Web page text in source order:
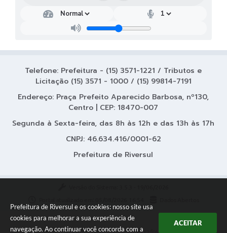
Prefeitura de Riversul e os cookies: nosso site usa
cookies para melhorar a sua experiência de
navegação. Ao continuar você concorda com a
ACEITAR
Coleta de Lixo
Plantão Farmácias e Saúde
Trasporte rural
FAQ / Perguntas e Respostas Frequentes
Telefone: Prefeitura - (15) 3571-1221 / Tributos e
Licitação (15) 3571 - 1000 / (15) 99814-7191
Endereço: Praça Prefeito Aparecido Barbosa, nº130,
Centro | CEP: 18470-007
Segunda à Sexta-feira, das 8h às 12h e das 13h às 17h
CNPJ: 46.634.416/0001-62
Prefeitura de Riversul
Copyright Instar - 2006-2026. Todos os direitos reservados -